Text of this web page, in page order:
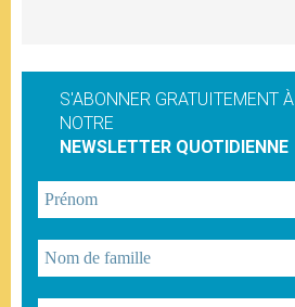
S'ABONNER GRATUITEMENT À
NOTRE
NEWSLETTER QUOTIDIENNE